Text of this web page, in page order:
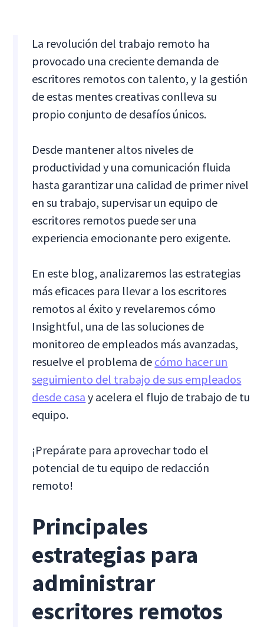
La revolución del trabajo remoto ha
provocado una creciente demanda de
escritores remotos con talento, y la gestión
de estas mentes creativas conlleva su
propio conjunto de desafíos únicos.
Desde mantener altos niveles de
productividad y una comunicación fluida
hasta garantizar una calidad de primer nivel
en su trabajo, supervisar un equipo de
escritores remotos puede ser una
experiencia emocionante pero exigente.
En este blog, analizaremos las estrategias
más eficaces para llevar a los escritores
remotos al éxito y revelaremos cómo
Insightful, una de las soluciones de
monitoreo de empleados más avanzadas,
resuelve el problema de cómo hacer un
seguimiento del trabajo de sus empleados
desde casa y acelera el flujo de trabajo de tu
equipo.
¡Prepárate para aprovechar todo el
potencial de tu equipo de redacción
remoto!
Principales
estrategias para
administrar
escritores remotos